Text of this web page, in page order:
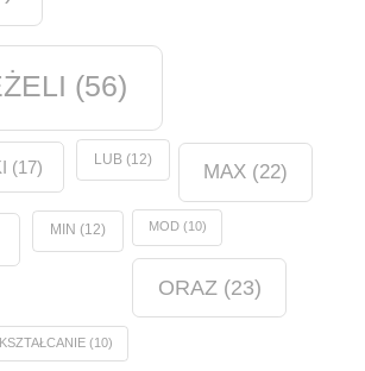
(56)
(17) LUB(12)
MAX(22)
MIN (12) MOD(10)
ORAZ (23)
(10)